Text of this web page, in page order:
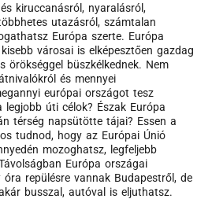
kiruccanásról, nyaralásról,
utazásról, számtalan
Európa szerte. Európa
városai is elképesztően gazdag
örökséggel büszkélkednek. Nem
és mennyei
európai országot tesz
legjobb úti célok? Észak Európa
térség napsütötte tájai? Essen a
tudnod, hogy az Európai Únió
mozoghatsz, legfeljebb
Európa országai
repülésre vannak Budapestről, de
busszal, autóval is eljuthatsz.